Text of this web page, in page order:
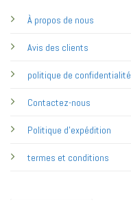
À propos de nous
Avis des clients
politique de confidentialité
Contactez-nous
Politique d'expédition
termes et conditions